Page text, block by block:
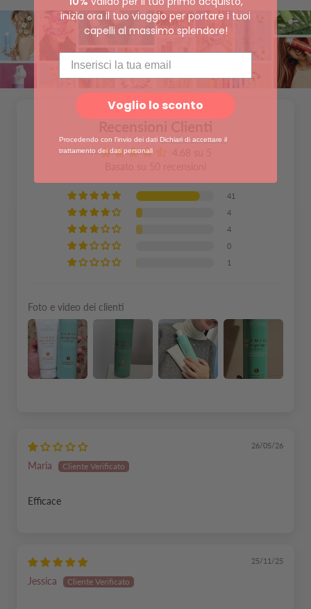
41
4
4
0
1
Foto e video dei clienti
26/05/26
Maria
Efficace
25/11/25
Jessica
inizia ora il tuo viaggio per portare i tuoi
capelli al massimo splendore!
Voglio lo sconto
Procedendo con l'invio dei dati Dichiari di accettare il
trattamento dei dati personali